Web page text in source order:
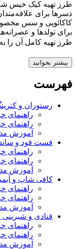
طرز تهیه کیک خیس
دسرها برای
کاکائویی و سس مخصوص
برای تولدها و
طرز تهیه کامل آن را
بیشتر بخوانید
فهرست
رستوران و
راهنمای
راهنمای
آموزش
فست فود و
راهنمای
راهنمای
آموزش
کافی شاپ و
راهنمای
راهنمای
آموزش
قنادی و
راهنمای
راهنمای
آموزش